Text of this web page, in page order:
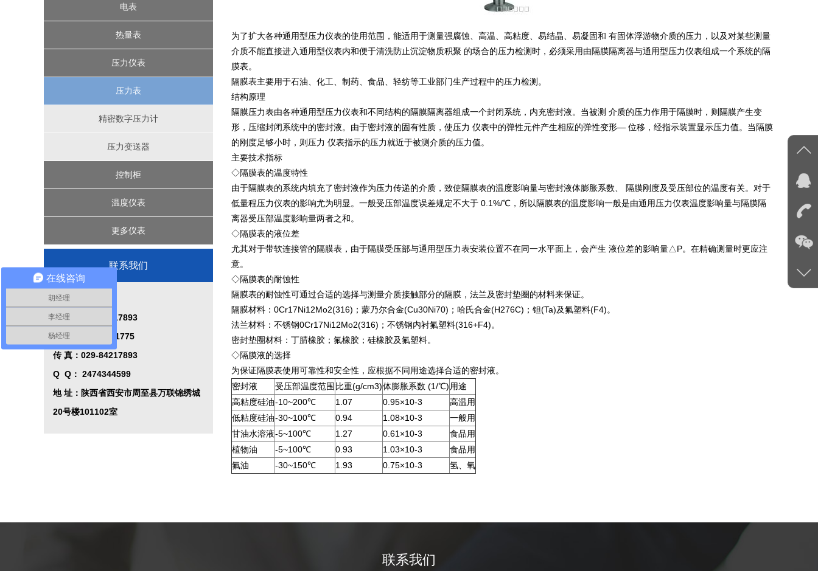
腰轮流量计
椭圆齿轮流量计
涡轮流量计
节流装置
涡街流量计
电磁流量计
雷达液位计
浮球液位计
磁翻板液位计
超声波液位计
差压液位计
投入式液位计
水控机
远传水表
IC卡智能水表
机械式水表
电表
三相电表
单相电表
一卡通水电表
热量表
机械式热量表
IC卡预付费热量表
超声波热量表
压力仪表
压力表
精密数字压力计
压力变送器
控制柜
智能压力控制器
楼宇控制系统
植物油智能定量装车系统
液位控制系统
控制系统
温度仪表
更多仪表
过程校验仪
联系我们
西安秦威仪表厂
电 话：029-84217893
手 机：15339101775
传 真：029-84217893
Q Q ： 2474344599
地 址：陕西省西安市周至县万联锦绣城
20号楼101102室
为了扩大各种通用型压力仪表的使用范围，能适用于测量强腐蚀、高温、高粘度、易结晶、易凝固和 有固体浮游物介质的压力，以及对某些测量
介质不能直接进入通用型仪表内和便于清洗防止沉淀物质积聚 的场合的压力检测时，必须采用由隔膜隔离器与通用型压力仪表组成一个系统的隔
膜表。
隔膜表主要用于石油、化工、制药、食品、轻纺等工业部门生产过程中的压力检测。
结构原理
隔膜压力表由各种通用型压力仪表和不同结构的隔膜隔离器组成一个封闭系统，内充密封液。当被测 介质的压力作用于隔膜时，则隔膜产生变
形，压缩封闭系统中的密封液。由于密封液的固有性质，使压力 仪表中的弹性元件产生相应的弹性变形— 位移，经指示装置显示压力值。当隔膜
的刚度足够小时，则压力 仪表指示的压力就近于被测介质的压力值。
主要技术指标
◇隔膜表的温度特性
由于隔膜表的系统内填充了密封液作为压力传递的介质，致使隔膜表的温度影响量与密封液体膨胀系数、 隔膜刚度及受压部位的温度有关。对于
低量程压力仪表的影响尤为明显。一般受压部温度误差规定不大于 0.1%/℃，所以隔膜表的温度影响一般是由通用压力仪表温度影响量与隔膜隔
离器受压部温度影响量两者之和。
◇隔膜表的液位差
尤其对于带软连接管的隔膜表，由于隔膜受压部与通用型压力表安装位置不在同一水平面上，会产生 液位差的影响量△P。在精确测量时更应注
意。
◇隔膜表的耐蚀性
隔膜表的耐蚀性可通过合适的选择与测量介质接触部分的隔膜，法兰及密封垫圈的材料来保证。
隔膜材料：0Cr17Ni12Mo2(316)；蒙乃尔合金(Cu30Ni70)；哈氏合金(H276C)；钽(Ta)及氟塑料(F4)。
法兰材料：不锈钢0Cr17Ni12Mo2(316)；不锈钢内衬氟塑料(316+F4)。
密封垫圈材料：丁腈橡胶；氟橡胶；硅橡胶及氟塑料。
◇隔膜液的选择
为保证隔膜表使用可靠性和安全性，应根据不同用途选择合适的密封液。
密封液
受压部温度范围 比重(g/cm3)体膨胀系数 (1/℃) 用途
高粘度硅油-10~200℃ 1.07 0.95×10-3
高温用
低粘度硅油-30~100℃ 0.94 1.08×10-3
一般用
甘油水溶液-5~100℃ 1.27 0.61×10-3
食品用
植物油
-5~100℃ 0.93 1.03×10-3
食品用
氟油
-30~150℃ 1.93 0.75×10-3 氢、氧
联系我们
在线咨询
胡经理
李经理
杨经理